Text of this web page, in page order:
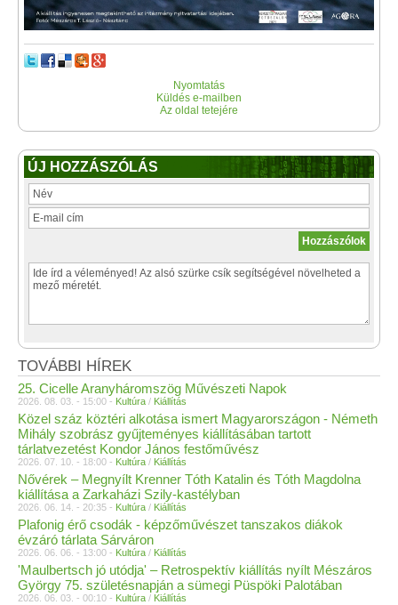
Nyomtatás
Küldés e-mailben
Az oldal tetejére
ÚJ HOZZÁSZÓLÁS
TOVÁBBI HÍREK
25. Cicelle Aranyháromszög Művészeti Napok
2026. 08. 03. - 15:00 - Kultúra / Kiállítás
Közel száz köztéri alkotása ismert Magyarországon - Németh
Mihály szobrász gyűjteményes kiállításában tartott
tárlatvezetést Kondor János festőművész
2026. 07. 10. - 18:00 - Kultúra / Kiállítás
Nővérek – Megnyílt Krenner Tóth Katalin és Tóth Magdolna
kiállítása a Zarkaházi Szily-kastélyban
2026. 06. 14. - 20:35 - Kultúra / Kiállítás
Plafonig érő csodák - képzőművészet tanszakos diákok
évzáró tárlata Sárváron
2026. 06. 06. - 13:00 - Kultúra / Kiállítás
'Maulbertsch jó utódja' – Retrospektív kiállítás nyílt Mészáros
György 75. születésnapján a sümegi Püspöki Palotában
2026. 06. 03. - 00:10 - Kultúra / Kiállítás